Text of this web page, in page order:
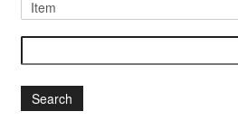
Search